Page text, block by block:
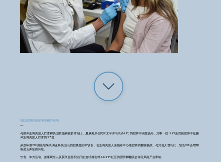
预防肥胖和糖尿病等相关疾病
—
与整体亚裔美国人群体和美国其他种族群体相比，夏威夷原住民和太平洋岛民 (NHPI) 的肥胖率明显较高，其中一些 NHPI 亚群的肥胖率是整
体亚裔美国人群体的 3.7 倍。
虽然标准 BMI 测量结果表明亚裔美国人的肥胖患病率较低，但亚裔美国人面临着中心性肥胖的独特挑战，与其他人群相比，较低 BMI 会增加
罹患合并症的风险。
饮食、体力活动、健康观念以及获取信息和治疗的途径都会对 AANHPI 社区的肥胖和相关合并症风险产生影响。